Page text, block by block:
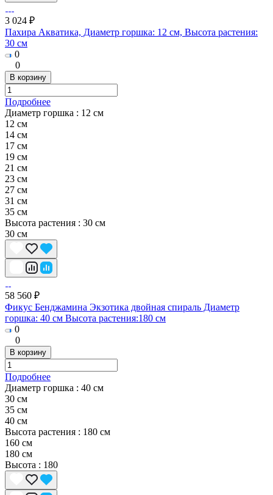
3 024 ₽
Пахира Акватика, Диаметр горшка: 12 см, Высота растения:
30 см
0
0
В корзину
Подробнее
Диаметр горшка : 12 см
12 см
14 см
17 см
19 см
21 см
23 см
27 см
31 см
35 см
Высота растения : 30 см
30 см
58 560 ₽
Фикус Бенджамина Экзотика двойная спираль Диаметр
горшка: 40 см Высота растения:180 см
0
0
В корзину
Подробнее
Диаметр горшка : 40 см
30 см
35 cм
40 см
Высота растения : 180 см
160 см
180 см
Высота : 180